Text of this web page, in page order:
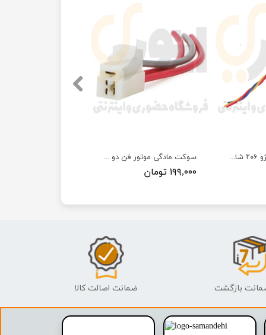
سوکت مادگی موتور فن دو دور پراید سوکت سما الکتریک
۱۹۹,۰۰۰ تومان
سوکت ۳ فیش پژو ۲۰۶ شاهو سوکت
ضمانت اصالت کالا